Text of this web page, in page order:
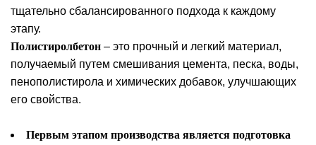
тщательно сбалансированного подхода к каждому
этапу.
Полистиролбетон – это прочный и легкий материал,
получаемый путем смешивания цемента, песка, воды,
пенополистирола и химических добавок, улучшающих
его свойства.
Первым этапом производства является подготовка